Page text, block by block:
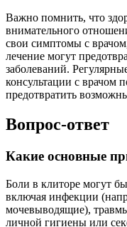
Важно помнить, что
внимательного
свои симптомы с
лечение могут
заболеваний.
консультации с врачом
предотвратить
Вопрос-ответ
Какие основные
Боли в клиторе могут
включая инфекции
мочевыводящие),
личной гигиены или